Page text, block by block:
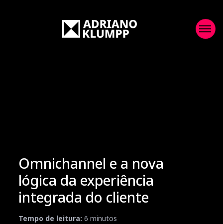
Omnichannel e a nova
lógica da experiência
integrada do cliente
Tempo de leitura: 6 minutos